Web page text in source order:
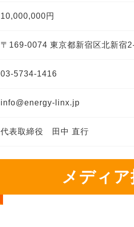
10,000,000円
〒169-0074 東京都新宿区北新宿
03-5734-1416
info@energy-linx.jp
代表取締役 田中 直行
メディ